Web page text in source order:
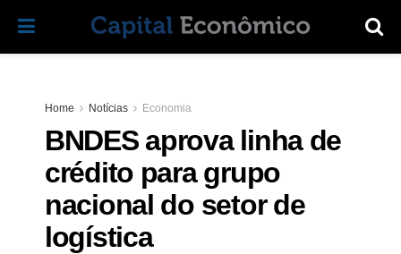
Home Notícias Economia
BNDES aprova linha de
crédito para grupo
nacional do setor de
logística